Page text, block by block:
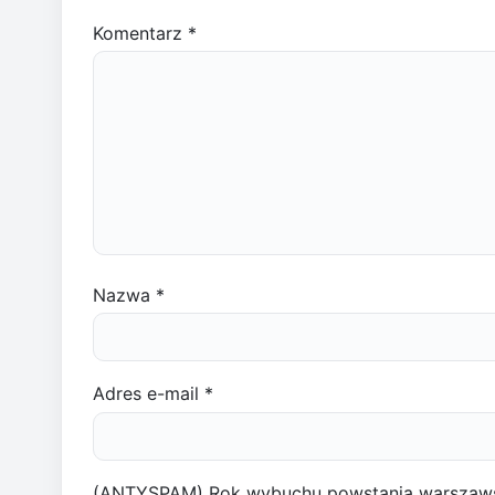
Komentarz *
Nazwa *
Adres e-mail *